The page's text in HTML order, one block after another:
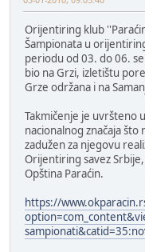
Orijentiring klub
Šampionata u
periodu od 03. do 06.
bio na Grzi, izletištu
Grze održana i na
Takmičenje je uvršteno
nacionalnog značaja što
zadužen za njegovu
Orijentiring savez
Opština Paraćin.
https://